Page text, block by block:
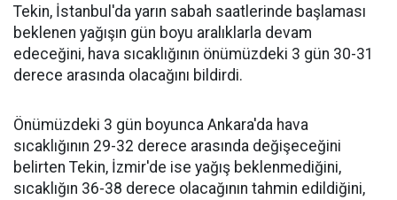
Tekin, İstanbul'da yarın sabah saatlerinde başlaması
beklenen yağışın gün boyu aralıklarla devam
edeceğini, hava sıcaklığının önümüzdeki 3 gün 30-31
derece arasında olacağını bildirdi.
Önümüzdeki 3 gün boyunca Ankara'da hava
sıcaklığının 29-32 derece arasında değişeceğini
belirten Tekin, İzmir'de ise yağış beklenmediğini,
sıcaklığın 36-38 derece olacağının tahmin edildiğini,